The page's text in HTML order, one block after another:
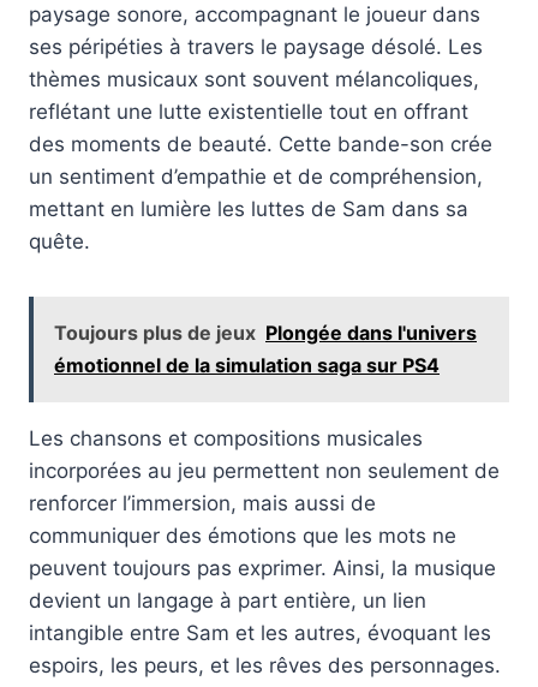
paysage sonore, accompagnant le joueur dans
ses péripéties à travers le paysage désolé. Les
thèmes musicaux sont souvent mélancoliques,
reflétant une lutte existentielle tout en offrant
des moments de beauté. Cette bande-son crée
un sentiment d’empathie et de compréhension,
mettant en lumière les luttes de Sam dans sa
quête.
Toujours plus de jeux Plongée dans l'univers
émotionnel de la simulation saga sur PS4
Les chansons et compositions musicales
incorporées au jeu permettent non seulement de
renforcer l’immersion, mais aussi de
communiquer des émotions que les mots ne
peuvent toujours pas exprimer. Ainsi, la musique
devient un langage à part entière, un lien
intangible entre Sam et les autres, évoquant les
espoirs, les peurs, et les rêves des personnages.